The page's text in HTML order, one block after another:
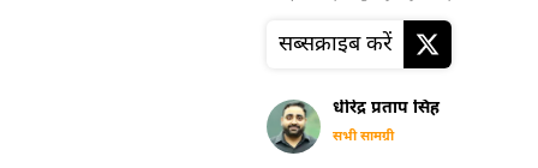
सब्सक्राइब करें
धीरेंद्र प्रताप सिंह
सभी सामग्री